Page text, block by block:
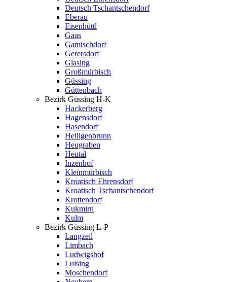
Deutsch Tschantschendorf
Eberau
Eisenhüttl
Gaas
Gamischdorf
Gerersdorf
Glasing
Großmürbisch
Güssing
Güttenbach
Bezirk Güssing H-K
Hackerberg
Hagensdorf
Hasendorf
Heiligenbrunn
Heugraben
Heutal
Inzenhof
Kleinmürbisch
Kroatisch Ehrensdorf
Kroatisch Tschantschendorf
Krottendorf
Kukmirn
Kulm
Bezirk Güssing L-P
Langzeil
Limbach
Ludwigshof
Luising
Moschendorf